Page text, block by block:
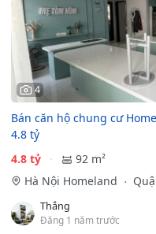
4
Bán căn hộ chung cư
4.8 tỷ
4.8 tỷ
92 m²
Hà Nội Homeland
Thắng
Đăng 1 năm trước